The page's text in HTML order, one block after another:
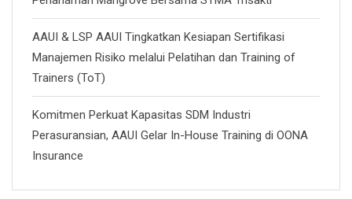
AAUI & LSP AAUI Tingkatkan Kesiapan Sertifikasi
Manajemen Risiko melalui Pelatihan dan Training of
Trainers (ToT)
Komitmen Perkuat Kapasitas SDM Industri
Perasuransian, AAUI Gelar In-House Training di OONA
Insurance